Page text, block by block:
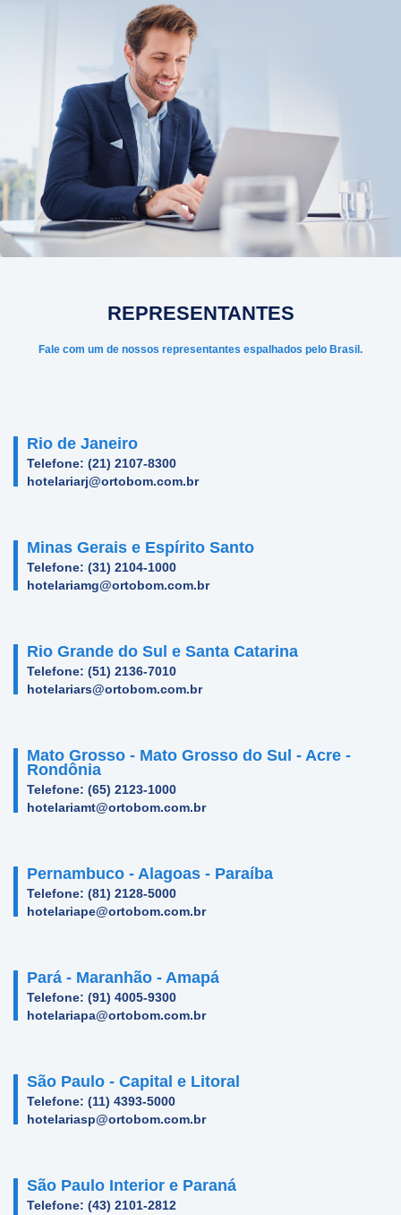
REPRESENTANTES
Fale com um de nossos representantes espalhados pelo Brasil.
Rio de Janeiro
Telefone: (21) 2107-8300
hotelariarj@ortobom.com.br
Minas Gerais e Espírito Santo
Telefone: (31) 2104-1000
hotelariamg@ortobom.com.br
Rio Grande do Sul e Santa Catarina
Telefone: (51) 2136-7010
hotelariars@ortobom.com.br
Mato Grosso - Mato Grosso do Sul - Acre -
Rondônia
Telefone: (65) 2123-1000
hotelariamt@ortobom.com.br
Pernambuco - Alagoas - Paraíba
Telefone: (81) 2128-5000
hotelariape@ortobom.com.br
Pará - Maranhão - Amapá
Telefone: (91) 4005-9300
hotelariapa@ortobom.com.br
São Paulo - Capital e Litoral
Telefone: (11) 4393-5000
hotelariasp@ortobom.com.br
São Paulo Interior e Paraná
Telefone: (43) 2101-2812